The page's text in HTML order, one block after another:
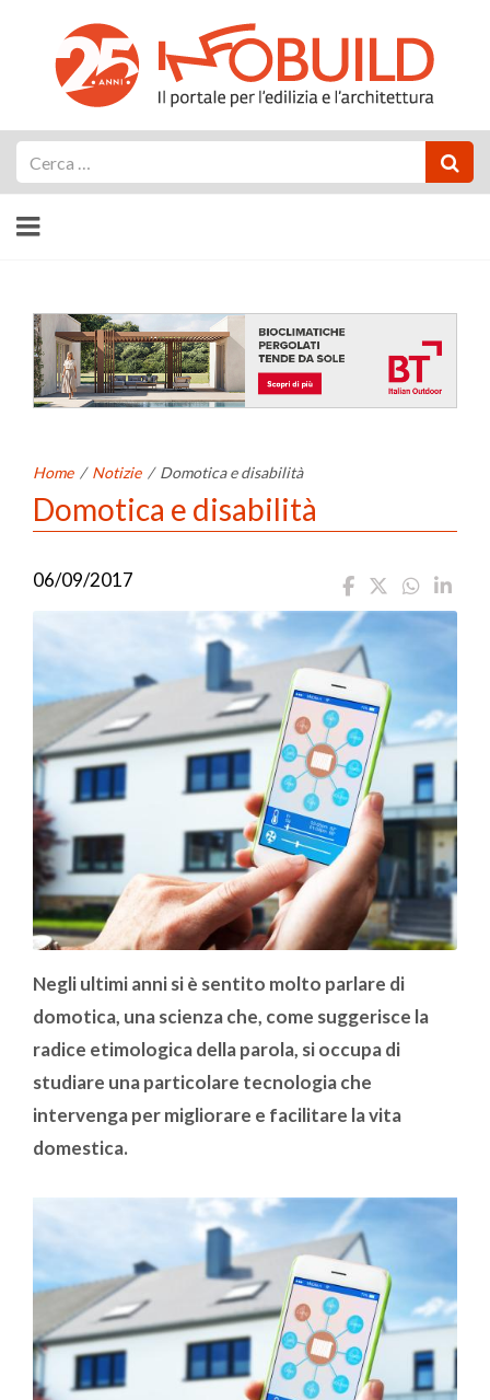
Home / Notizie / Domotica e disabilità
Domotica e disabilità
06/09/2017
Negli ultimi anni si è sentito molto parlare di
domotica, una scienza che, come suggerisce la
radice etimologica della parola, si occupa di
studiare una particolare tecnologia che
intervenga per migliorare e facilitare la vita
domestica.